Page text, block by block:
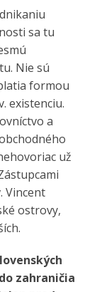
sa tu
Nie sú
formou
existenciu.
a
už
Vincent
ostrovy,
zahraničia